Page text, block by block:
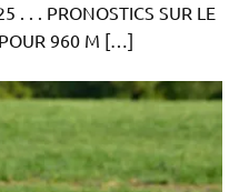
. . . PRONOSTICS SUR LE
960 M […]